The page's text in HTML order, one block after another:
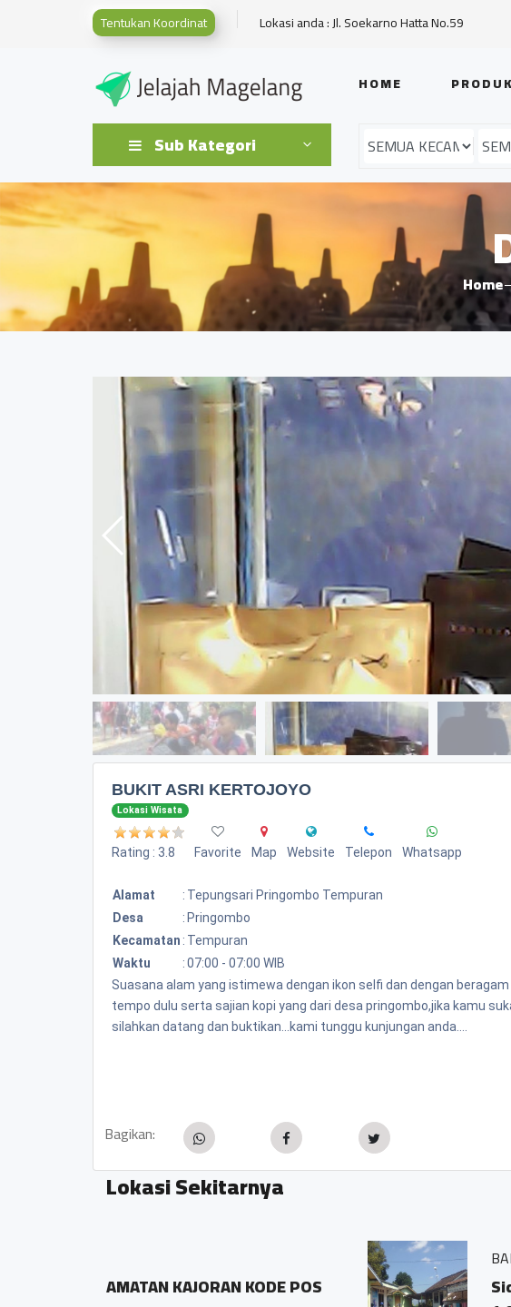
Tentukan Koordinat Lokasi anda : Jl. Soekarno Hatta No.59
HOME PRODUK
Sub Kategori
Home
BUKIT ASRI KERTOJOYO
Lokasi Wisata
Rating : 3.8 Favorite Map Website Telepon Whatsapp
Alamat : Tepungsari Pringombo Tempuran
Desa
: Pringombo
Kecamatan : Tempuran
Waktu
:07:00 - 07:00 WIB
Suasana alam yang istimewa dengan ikon selfi dan dengan
tempo dulu serta sajian kopi yang dari desa pringombo,jika kamu
silahkan datang dan buktikan...kami tunggu kunjungan anda....
Bagikan:
Lokasi Sekitarnya
BALAI DESA PRINGOMBO
Sidosari Rt/Rw 01/01 pringombo